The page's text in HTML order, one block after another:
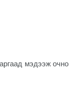
мэдээж очно